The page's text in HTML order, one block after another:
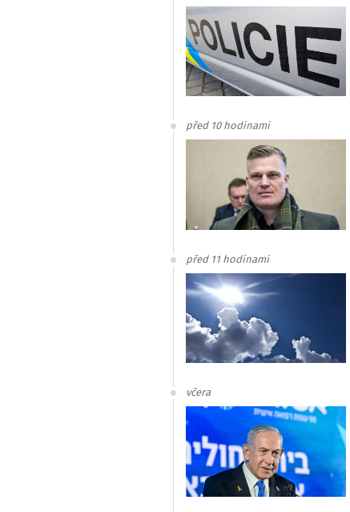
před 10 hodinami
před 11 hodinami
včera